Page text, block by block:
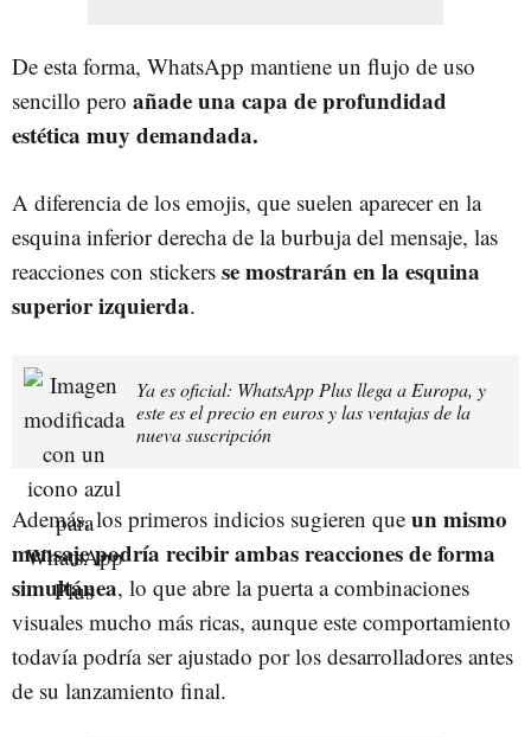
De esta forma, WhatsApp mantiene un flujo de uso
sencillo pero añade una capa de profundidad
estética muy demandada.
A diferencia de los emojis, que suelen aparecer en la
esquina inferior derecha de la burbuja del mensaje, las
reacciones con stickers se mostrarán en la esquina
superior izquierda.
Ya es oficial: WhatsApp Plus llega a Europa, y
este es el precio en euros y las ventajas de la
nueva suscripción
Además, los primeros indicios sugieren que un mismo
mensaje podría recibir ambas reacciones de forma
simultánea, lo que abre la puerta a combinaciones
visuales mucho más ricas, aunque este comportamiento
todavía podría ser ajustado por los desarrolladores antes
de su lanzamiento final.